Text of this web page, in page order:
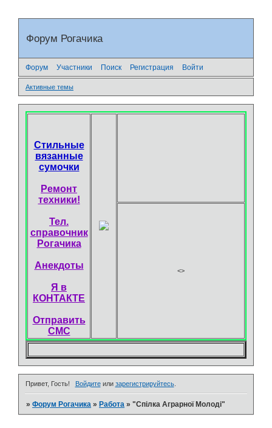
Форум Рогачика
Форум Участники Поиск Регистрация Войти
Активные темы
Стильные
вязанные
сумочки
Ремонт
техники!
Тел.
справочник
Рогачика
Анекдоты
Я в
КОНТАКТЕ
Отправить
СМС
<>
Привет, Гость! Войдитеили зарегистрируйтесь.
»Форум Рогачика »Работа »"Спілка Аграрної Молоді"